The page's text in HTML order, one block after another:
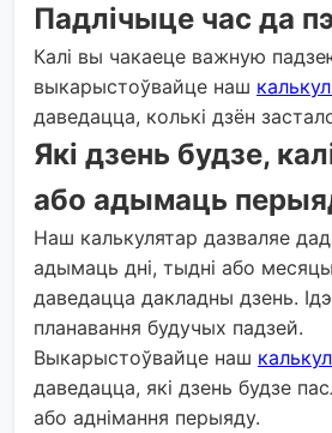
Падлічыце час да
Калі вы чакаеце важную
выкарыстоўвайце наш
даведацца, колькі дзён
Які дзень будзе,
або адымаць
Наш калькулятар дазваляе
адымаць дні, тыдні або
даведацца дакладны дзень.
планавання будучых падзей.
Выкарыстоўвайце наш
даведацца, які дзень будзе
або аднімання перыяду.